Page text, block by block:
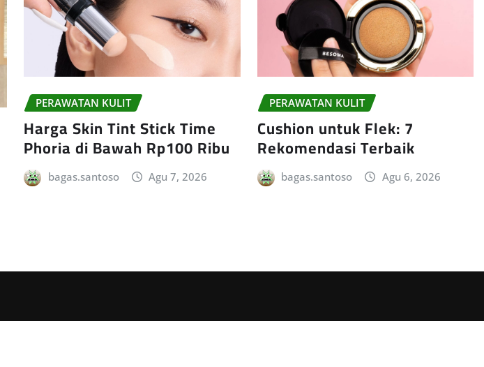
PERAWATAN KULIT
Harga Skin Tint Stick Time
Phoria di Bawah Rp100 Ribu
bagas.santoso Agu 7, 2026
PERAWATAN KULIT
Cushion untuk Flek: 7
Rekomendasi Terbaik
bagas.santoso Agu 6, 2026